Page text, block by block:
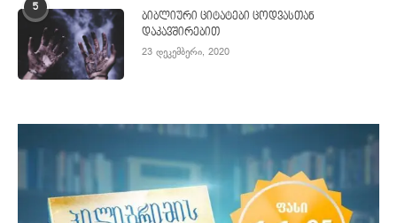
5
ბიბლიური ციტატები ცოდვასთან
დაკავშირებით
23 დეკემბერი, 2020